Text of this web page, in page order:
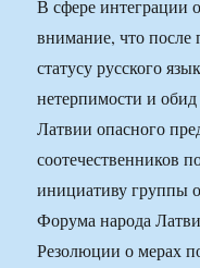
В сфере интеграции
внимание, что
статусу русского
нетерпимости и
Латвии опасного
соотечественников
инициативу группы
Форума народа
Резолюции о мерах